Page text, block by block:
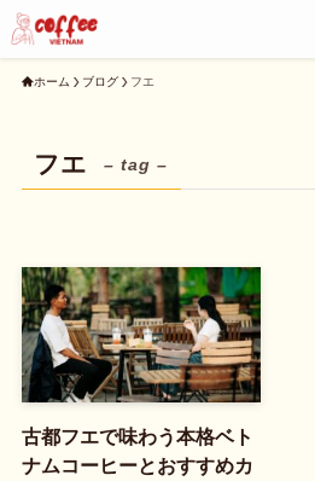
ホーム ブログ フエ
フエ – tag –
古都フエで味わう本格ベト
ナムコーヒーとおすすめカ